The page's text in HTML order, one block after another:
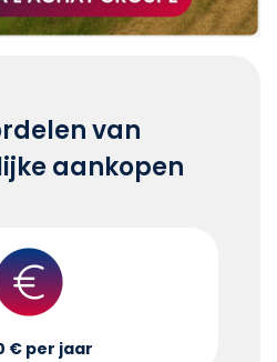
van
aankopen
€ per jaar